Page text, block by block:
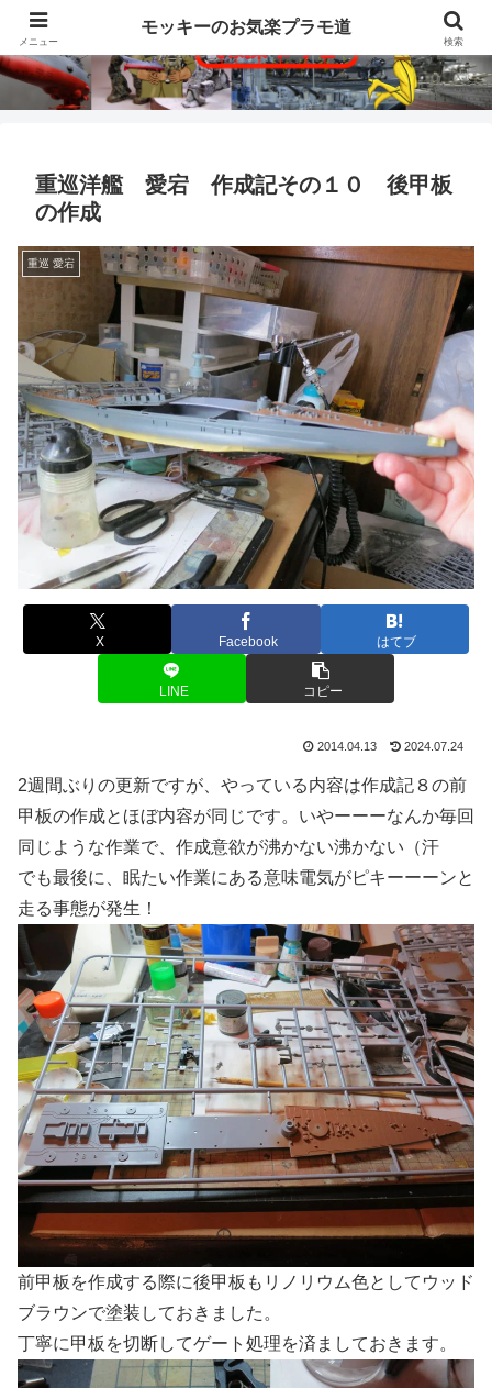
重巡洋艦 愛宕 作成記その１０ 後甲板
の作成
重巡 愛宕
X Facebook はてブ
LINE コピー
2014.04.13 2024.07.24
2週間ぶりの更新ですが、やっている内容は作成記８の前
甲板の作成とほぼ内容が同じです。いやーーーなんか毎回
同じような作業で、作成意欲が沸かない沸かない（汗
でも最後に、眠たい作業にある意味電気がピキーーーンと
走る事態が発生！
前甲板を作成する際に後甲板もリノリウム色としてウッド
ブラウンで塗装しておきました。
丁寧に甲板を切断してゲート処理を済ましておきます。
メニュー
モッキーのお気楽プラモ道
検索